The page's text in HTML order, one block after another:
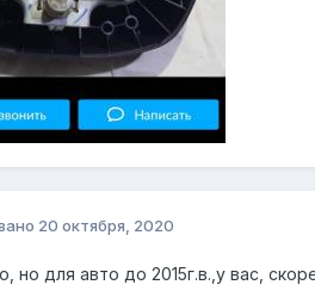
20 октября, 2020
но для авто до 2015г.в.,у вас,